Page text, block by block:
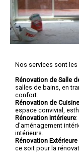
Nos services sont les
Rénovation de Salle
salles de bains, en
confort.
Rénovation de Cuisine
espace convivial,
Rénovation Intérieure
d'aménagement
intérieurs.
Rénovation Extérieure
ce soit pour la